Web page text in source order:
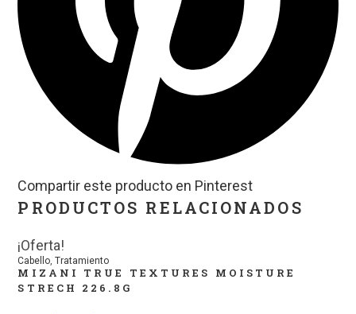
Compartir este producto en Pinterest
PRODUCTOS RELACIONADOS
¡Oferta!
Cabello,Tratamiento
MIZANI TRUE TEXTURES MOISTURE
STRECH 226.8G